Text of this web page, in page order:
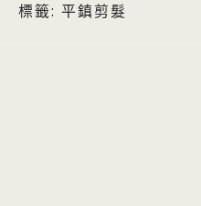
標籤: 平鎮剪髮